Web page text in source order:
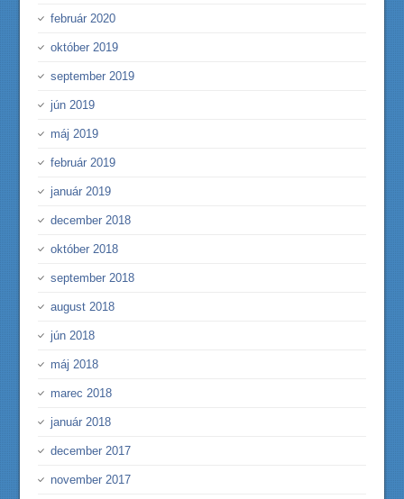
február 2020
október 2019
september 2019
jún 2019
máj 2019
február 2019
január 2019
december 2018
október 2018
september 2018
august 2018
jún 2018
máj 2018
marec 2018
január 2018
december 2017
november 2017